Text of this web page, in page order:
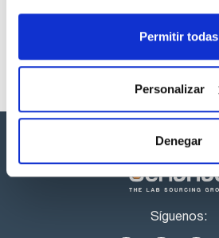
Permitir todas
Personalizar
Denegar
Síguenos: